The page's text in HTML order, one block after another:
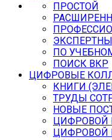
ПРОСТОЙ
ПО
ПОИСК ВКР
ЦИФРОВЫЕ
КНИГИ
ТРУДЫ
НОВЫЕ
ЦИФРОВОЙ
ЦИФРОВОЙ